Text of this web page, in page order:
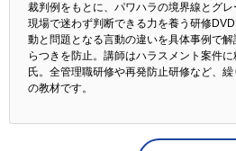
裁判例をもとに、パワハラの境界線とグ
現場で迷わず判断できる力を養う研修
動と問題となる言動の違いを具体事例で
らつきを防止。講師はハラスメント案件
氏。全管理職研修や再発防止研修など、
の教材です。